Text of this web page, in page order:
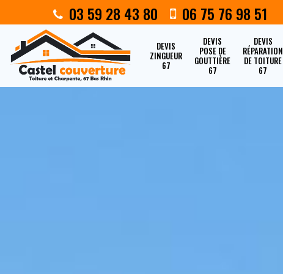
03 59 28 43 80 06 75 76 98 51
DEVIS
ZINGUEUR
67
DEVIS
POSE DE
GOUTTIÈRE
67
DEVIS
RÉPARATION
DE TOITURE
67